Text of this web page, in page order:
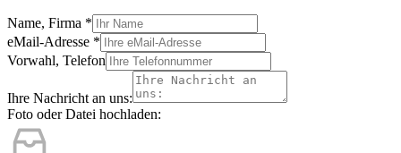
Name, Firma *
eMail-Adresse *
Vorwahl, Telefon
Ihre Nachricht an uns:
Foto oder Datei hochladen: